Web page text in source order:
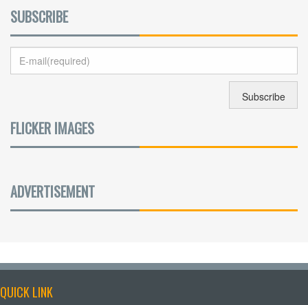
SUBSCRIBE
FLICKER IMAGES
ADVERTISEMENT
QUICK LINK